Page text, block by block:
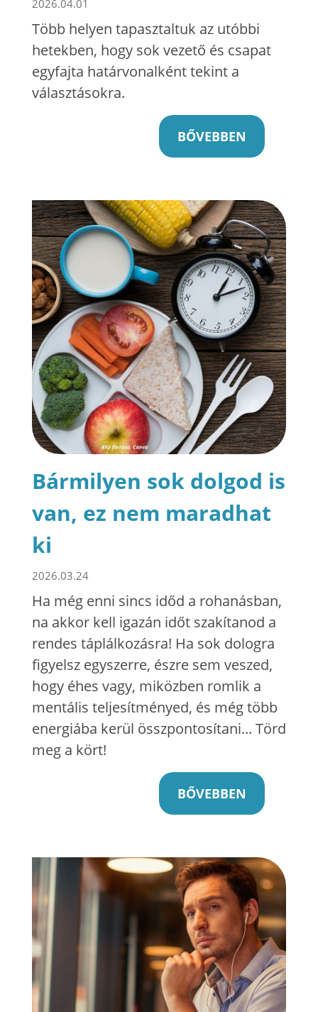
2026.04.01
Több helyen tapasztaltuk az utóbbi
hetekben, hogy sok vezető és csapat
egyfajta határvonalként tekint a
választásokra.
BŐVEBBEN
Bármilyen sok dolgod is
van, ez nem maradhat
ki
2026.03.24
Ha még enni sincs időd a rohanásban,
na akkor kell igazán időt szakítanod a
rendes táplálkozásra! Ha sok dologra
figyelsz egyszerre, észre sem veszed,
hogy éhes vagy, miközben romlik a
mentális teljesítményed, és még több
energiába kerül összpontosítani... Törd
meg a kört!
BŐVEBBEN